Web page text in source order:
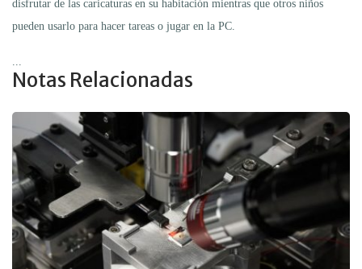
disfrutar de las caricaturas en su habitación mientras que otros niños
pueden usarlo para hacer tareas o jugar en la PC.
Notas Relacionadas